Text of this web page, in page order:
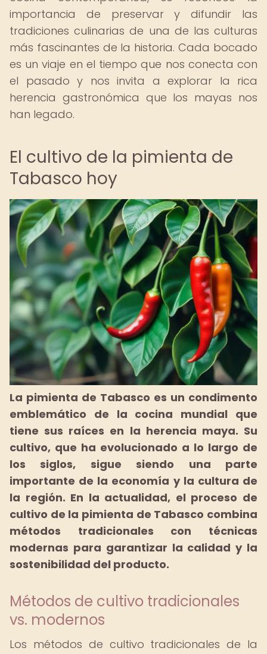
importancia de preservar y difundir las
tradiciones culinarias de una de las culturas
más fascinantes de la historia. Cada bocado
es un viaje en el tiempo que nos conecta con
el pasado y nos invita a explorar la rica
herencia gastronómica que los mayas nos
han legado.
El cultivo de la pimienta de
Tabasco hoy
La pimienta de Tabasco es un condimento
emblemático de la cocina mundial que
tiene sus raíces en la herencia maya. Su
cultivo, que ha evolucionado a lo largo de
los siglos, sigue siendo una parte
importante de la economía y la cultura de
la región. En la actualidad, el proceso de
cultivo de la pimienta de Tabasco combina
métodos tradicionales con técnicas
modernas para garantizar la calidad y la
sostenibilidad del producto.
Métodos de cultivo tradicionales
vs. modernos
Los métodos de cultivo tradicionales de la